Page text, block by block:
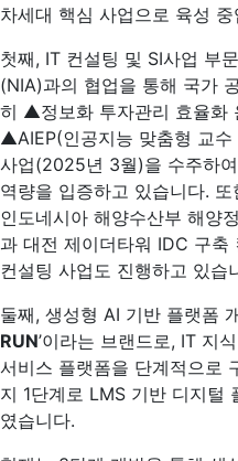
차세대 핵심 사업으로 육성 중
첫째, IT 컨설팅 및 SI사업 부
(NIA)과의 협업을 통해 국가
히 ▲정보화 투자관리 효율화
▲AIEP(인공지능 맞춤형 교
사업(2025년 3월)을 수주하
역량을 입증하고 있습니다.
인도네시아 해양수산부 해양
과 대전 제이더타워 IDC 구축
컨설팅 사업도 진행하고 있습
둘째, 생성형 AI 기반 플랫폼
RUN’이라는 브랜드로, IT 지
서비스 플랫폼을 단계적으로
지 1단계로 LMS 기반 디지털
였습니다.